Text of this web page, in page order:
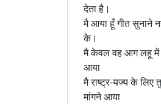
देता है।
मै आया हूँ गीत सुनाने
के।
मै केवल वह आग लहू
आया
मै राष्ट्र-यज्य के लिए
मांगने आया